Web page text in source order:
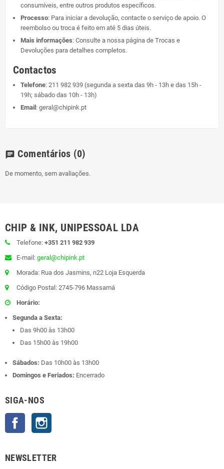
consumíveis, entre outros produtos específicos.
Processo: Para iniciar a devolução, contacte o serviço de apoio. O
reembolso ou troca é feito em até 5 dias úteis.
Mais informações: Consulte a nossa página de Trocas e
Devoluções para detalhes completos.
Contactos
Telefone: 211 982 939 (segunda a sexta das 9h - 13h e das 15h -
19h; sábado das 10h - 13h)
Email : geral@chipink.pt
chat Comentários (0)
De momento, sem avaliações.
CHIP & INK, UNIPESSOAL LDA
Telefone: +351 211 982 939
E-mail: geral@chipink.pt
Morada: Rua dos Jasmins, n22 Loja Esquerda
Código Postal: 2745-796 Massamá
Horário:
Segunda a Sexta:
Das 9h00 às 13h00
Das 15h00 às 19h00
Sábados: Das 10h00 às 13h00
Domingos e Feriados: Encerrado
SIGA-NOS
Facebook
NEWSLETTER